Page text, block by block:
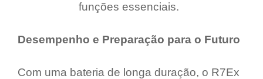
funções essenciais.
Desempenho e Preparação para o Futuro
Com uma bateria de longa duração, o R7Ex